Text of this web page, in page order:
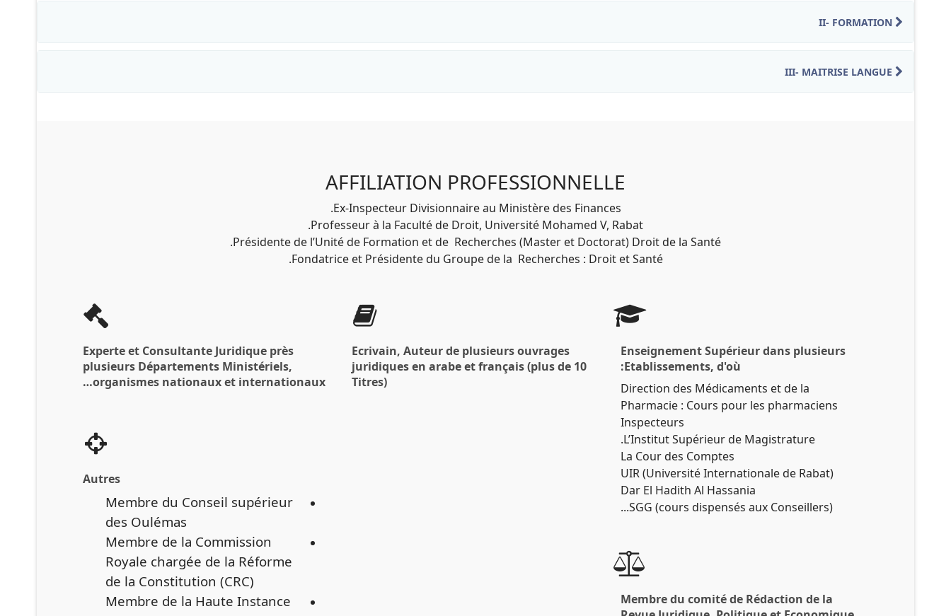
II- FORMATION
III- MAITRISE LANGUE
AFFILIATION PROFESSIONNELLE
Ex-Inspecteur Divisionnaire au Ministère des Finances.
Professeur à la Faculté de Droit, Université Mohamed V, Rabat.
Présidente de l’Unité de Formation et de Recherches (Master et Doctorat) Droit de la Santé.
Fondatrice et Présidente du Groupe de la Recherches : Droit et Santé.
Enseignement Supérieur dans plusieurs
Etablissements, d'où:
Direction des Médicaments et de la
Pharmacie : Cours pour les pharmaciens
Inspecteurs
L’Institut Supérieur de Magistrature.
La Cour des Comptes
UIR (Université Internationale de Rabat)
Dar El Hadith Al Hassania
SGG (cours dispensés aux Conseillers)...
Membre du comité de Rédaction de la
Ecrivain, Auteur de plusieurs ouvrages
juridiques en arabe et français (plus de 10
Titres)
Experte et Consultante Juridique près
plusieurs Départements Ministériels,
organismes nationaux et internationaux…
Autres
Membre du Conseil supérieur
des Oulémas
Membre de la Commission
Royale chargée de la Réforme
de la Constitution (CRC)
Membre de la Haute Instance